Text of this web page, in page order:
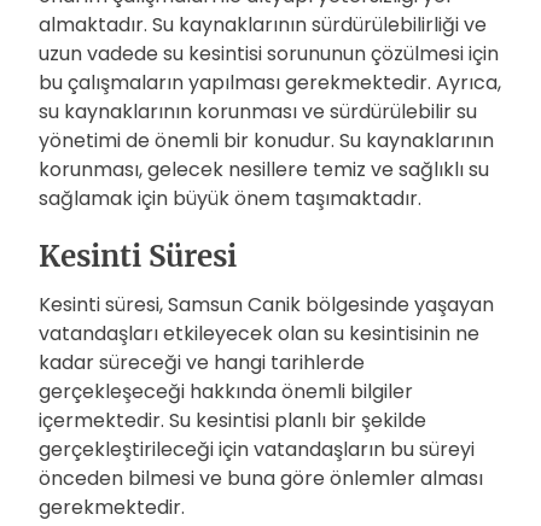
almaktadır. Su kaynaklarının sürdürülebilirliği ve
uzun vadede su kesintisi sorununun çözülmesi için
bu çalışmaların yapılması gerekmektedir. Ayrıca,
su kaynaklarının korunması ve sürdürülebilir su
yönetimi de önemli bir konudur. Su kaynaklarının
korunması, gelecek nesillere temiz ve sağlıklı su
sağlamak için büyük önem taşımaktadır.
Kesinti Süresi
Kesinti süresi, Samsun Canik bölgesinde yaşayan
vatandaşları etkileyecek olan su kesintisinin ne
kadar süreceği ve hangi tarihlerde
gerçekleşeceği hakkında önemli bilgiler
içermektedir. Su kesintisi planlı bir şekilde
gerçekleştirileceği için vatandaşların bu süreyi
önceden bilmesi ve buna göre önlemler alması
gerekmektedir.